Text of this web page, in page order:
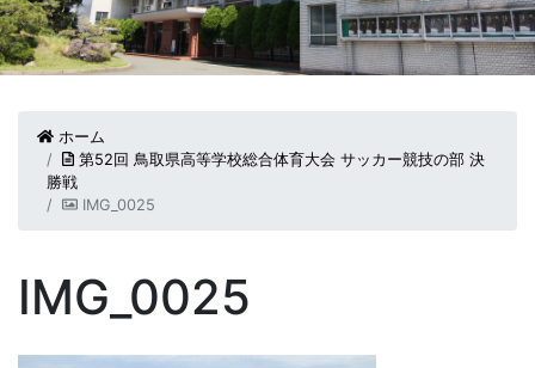
ホーム
第52回 鳥取県高等学校総合体育大会 サッカー競技の部 決
勝戦
IMG_0025
IMG_0025